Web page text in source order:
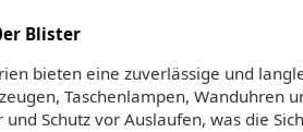
Blister
bieten eine zuverlässige und
Taschenlampen,
Schutz vor Auslaufen, was die